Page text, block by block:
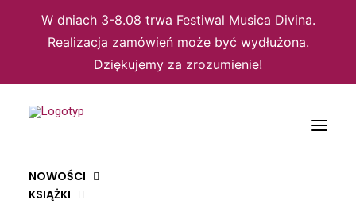
W dniach 3-8.08 trwa Festiwal Musica Divina.
Realizacja zamówień może być wydłużona.
Dziękujemy za zrozumienie!
NOWOŚCI
KSIĄŻKI